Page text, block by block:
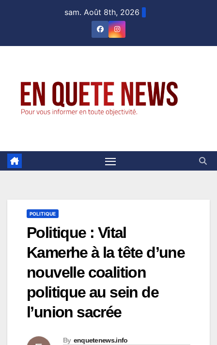
sam. Août 8th, 2026
POLITIQUE
Politique : Vital
Kamerhe à la tête d’une
nouvelle coalition
politique au sein de
l’union sacrée
By enquetenews.info